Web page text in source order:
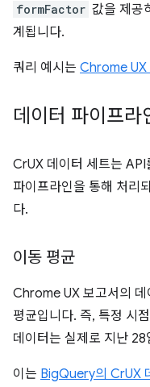
formFactor 값을 제공
계됩니다.
쿼리 예시는 Chrome
데이터 파이프라
CrUX 데이터 세트는 API
파이프라인을 통해 처리
다.
이동 평균
Chrome UX 보고서의
평균입니다. 즉, 특정 시
데이터는 실제로 지난
이는 BigQuery의 CrUX